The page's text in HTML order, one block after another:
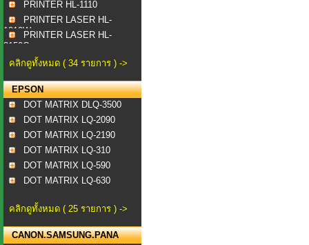
PRINTER HL-1110
PRINTER LASER HL-
1210WPRINTER LASER HL-
3150C...
คลิกดูทั้งหมด ( 34 รายการ ) ->
EPSON
DOT MATRIX DLQ-3500
DOT MATRIX LQ-2090
DOT MATRIX LQ-2190
DOT MATRIX LQ-310
DOT MATRIX LQ-590
DOT MATRIX LQ-630
คลิกดูทั้งหมด ( 25 รายการ ) ->
CANON.SAMSUNG.PANA